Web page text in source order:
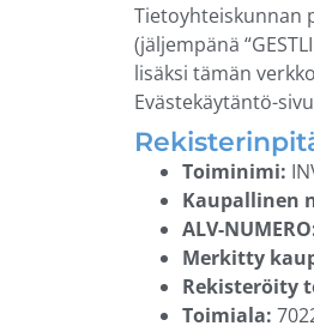
Tietoyhteiskunnan
(jäljempänä
lisäksi tämän
Evästekäytäntö-
Toiminimi:
Kaupallinen
ALV-
Merkitty
Rekisteröity
Toimiala: